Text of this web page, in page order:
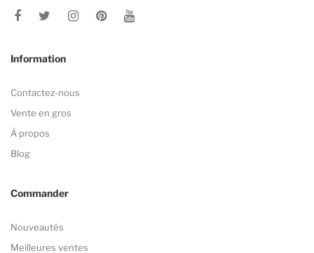
Information
Contactez-nous
Vente en gros
À propos
Blog
Commander
Nouveautés
Meilleures ventes